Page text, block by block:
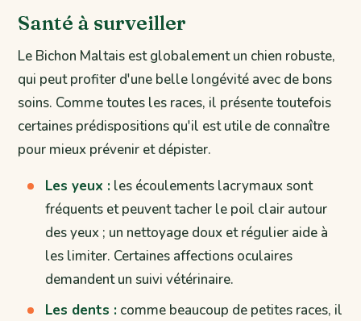
Santé à surveiller
Le Bichon Maltais est globalement un chien robuste,
qui peut profiter d'une belle longévité avec de bons
soins. Comme toutes les races, il présente toutefois
certaines prédispositions qu'il est utile de connaître
pour mieux prévenir et dépister.
Les yeux : les écoulements lacrymaux sont
fréquents et peuvent tacher le poil clair autour
des yeux ; un nettoyage doux et régulier aide à
les limiter. Certaines affections oculaires
demandent un suivi vétérinaire.
Les dents : comme beaucoup de petites races, il